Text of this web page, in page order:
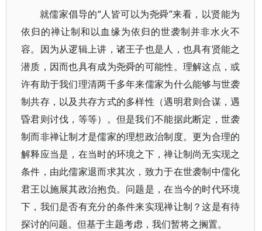
就儒家倡导的“人皆可以为尧舜”来看，以贤能为
依归的禅让制和以血缘为依归的世袭制并非水火不
容。因为从逻辑上讲，诸王子也是人，也具有贤能之
潜质，因而也具有成为尧舜的可能性。理解这点，或
许有助于我们理清两千多年来儒家为什么能够与世袭
制共存，以及共存方式的多样性（遇明君则合谋，遇
昏君则讨伐，等等）。但是我们不能据此断定，世袭
制而非禅让制才是儒家的理想政治制度。更为合理的
解释应当是，在当时的环境之下，禅让制尚无实现之
条件，由此儒家退而求其次，致力于在世袭制中儒化
君王以施展其政治抱负。问题是，在当今的时代环境
下，我们是否有充分的条件来实现禅让制？这是有待
探讨的问题。但基于主题考虑，我们暂将之搁置。